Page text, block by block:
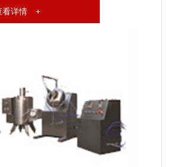
看详情 +